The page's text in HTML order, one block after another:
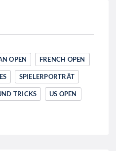
OPEN FRENCH OPEN
SPIELERPORTRÄT
TRICKS US OPEN